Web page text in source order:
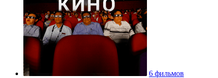
6 фильмов